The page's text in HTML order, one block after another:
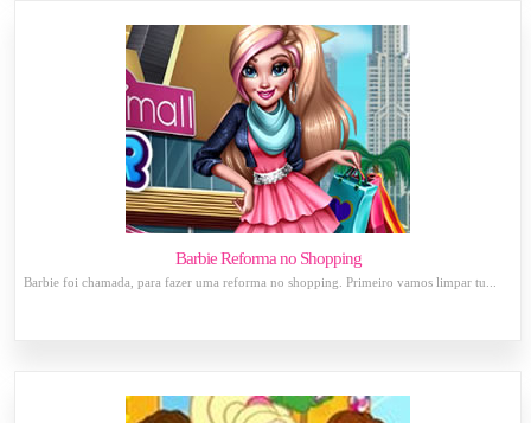
Barbie Reforma no Shopping
Barbie foi chamada, para fazer uma reforma no shopping. Primeiro vamos limpar tu...